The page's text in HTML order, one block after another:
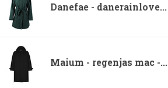
Danefae - danerainlove...
Maium - regenjas mac -...